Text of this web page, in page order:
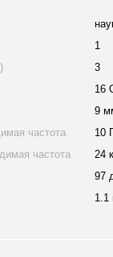
1
3
16
9
частота
10
частота
24
97
1.1